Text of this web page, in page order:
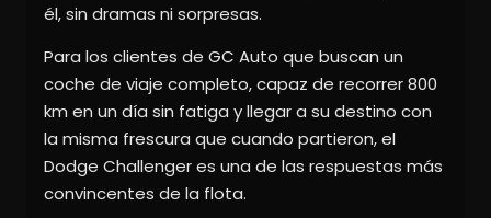
él, sin dramas ni sorpresas.
Para los clientes de GC Auto que buscan un
coche de viaje completo, capaz de recorrer 800
km en un día sin fatiga y llegar a su destino con
la misma frescura que cuando partieron, el
Dodge Challenger es una de las respuestas más
convincentes de la flota.